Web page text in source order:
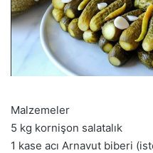
Malzemeler
5 kg kornişon salatalık
1 kase acı Arnavut biberi